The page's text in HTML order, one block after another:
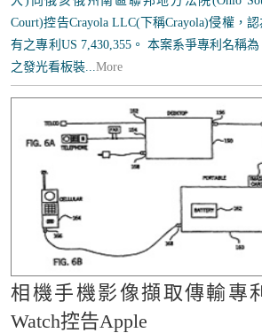
Court)控告Crayola LLC(下稱Crayola)侵權，
有之專利US 7,430,355。 本案系爭專利名稱
之發光看板裝...More
相機手機影像擷取傳輸專
Watch控告Apple